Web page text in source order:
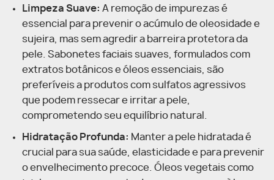
Limpeza Suave: A remoção de impurezas é
essencial para prevenir o acúmulo de oleosidade e
sujeira, mas sem agredir a barreira protetora da
pele. Sabonetes faciais suaves, formulados com
extratos botânicos e óleos essenciais, são
preferíveis a produtos com sulfatos agressivos
que podem ressecar e irritar a pele,
comprometendo seu equilíbrio natural.
Hidratação Profunda: Manter a pele hidratada é
crucial para sua saúde, elasticidade e para prevenir
o envelhecimento precoce. Óleos vegetais como